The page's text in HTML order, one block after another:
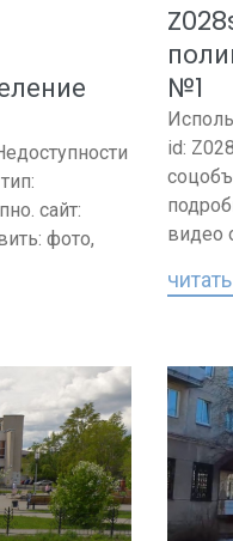
сайт:
фото,
№1
id:
видео